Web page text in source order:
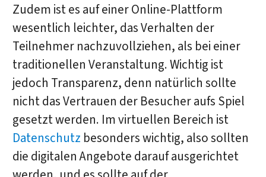
Zudem ist es auf einer Online-Plattform
wesentlich leichter, das Verhalten der
Teilnehmer nachzuvollziehen, als bei einer
traditionellen Veranstaltung. Wichtig ist
jedoch Transparenz, denn natürlich sollte
nicht das Vertrauen der Besucher aufs Spiel
gesetzt werden. Im virtuellen Bereich ist
Datenschutz besonders wichtig, also sollten
die digitalen Angebote darauf ausgerichtet